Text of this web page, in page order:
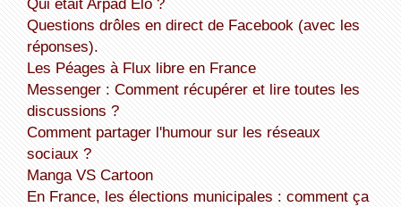
Questions drôles en direct de Facebook (avec les
réponses).
Les Péages à Flux libre en France
Messenger : Comment récupérer et lire toutes les
discussions ?
Comment partager l'humour sur les réseaux
sociaux ?
Manga VS Cartoon
En France, les élections municipales : comment ça